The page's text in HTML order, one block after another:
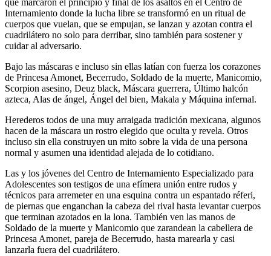
que marcaron el principio y final de los asaltos en el Centro de
Internamiento donde la lucha libre se transformó en un ritual de
cuerpos que vuelan, que se empujan, se lanzan y azotan contra el
cuadrilátero no solo para derribar, sino también para sostener y
cuidar al adversario.
Bajo las máscaras e incluso sin ellas latían con fuerza los corazones
de Princesa Amonet, Becerrudo, Soldado de la muerte, Manicomio,
Scorpion asesino, Deuz black, Máscara guerrera, Último halcón
azteca, Alas de ángel, Ángel del bien, Makala y Máquina infernal.
Herederos todos de una muy arraigada tradición mexicana, algunos
hacen de la máscara un rostro elegido que oculta y revela. Otros
incluso sin ella construyen un mito sobre la vida de una persona
normal y asumen una identidad alejada de lo cotidiano.
Las y los jóvenes del Centro de Internamiento Especializado para
Adolescentes son testigos de una efímera unión entre rudos y
técnicos para arremeter en una esquina contra un espantado réferi,
de piernas que enganchan la cabeza del rival hasta levantar cuerpos
que terminan azotados en la lona. También ven las manos de
Soldado de la muerte y Manicomio que zarandean la cabellera de
Princesa Amonet, pareja de Becerrudo, hasta marearla y casi
lanzarla fuera del cuadrilátero.